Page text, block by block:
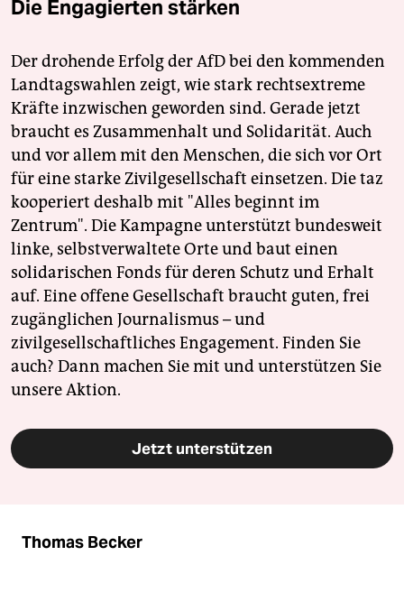
Die Engagierten stärken
Der drohende Erfolg der AfD bei den kommenden
Landtagswahlen zeigt, wie stark rechtsextreme
Kräfte inzwischen geworden sind. Gerade jetzt
braucht es Zusammenhalt und Solidarität. Auch
und vor allem mit den Menschen, die sich vor Ort
für eine starke Zivilgesellschaft einsetzen. Die taz
kooperiert deshalb mit "Alles beginnt im
Zentrum". Die Kampagne unterstützt bundesweit
linke, selbstverwaltete Orte und baut einen
solidarischen Fonds für deren Schutz und Erhalt
auf. Eine offene Gesellschaft braucht guten, frei
zugänglichen Journalismus – und
zivilgesellschaftliches Engagement. Finden Sie
auch? Dann machen Sie mit und unterstützen Sie
unsere Aktion.
Jetzt unterstützen
Thomas Becker